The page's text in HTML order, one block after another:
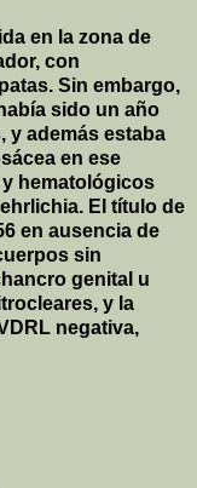
en la zona de
con
Sin embargo,
sido un año
y además estaba
en ese
hematológicos
El título de
en ausencia de
sin
genital u
y la
negativa,